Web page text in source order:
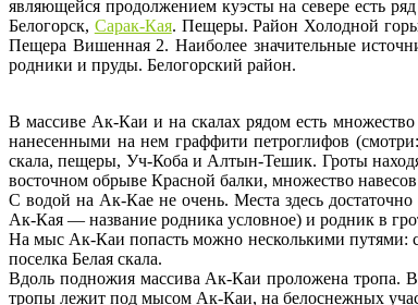
являющейся продолжением куэсты на севере есть
Белогорск, Сарак-Кая. Пещеры. Район Холодной
Пещера Вишенная 2. Наиболее значительные
родники и пруды. Белогорский район.
В массиве Ак-Каи и на скалах рядом есть
нанесенными на нем граффити петроглифов (смотри:
скала, пещеры, Уч-Коба и Алтын-Тешик. Гроты
восточном обрыве Красной балки, множество
С водой на Ак-Кае не очень. Места здесь достаточно
Ак-Кая — название родника условное) и родник в
На мыс Ак-Каи попасть можно несколькими путями:
поселка Белая скала.
Вдоль подножия массива Ак-Каи проложена тропа.
тропы лежит под мысом Ак-Каи, на белоснежных